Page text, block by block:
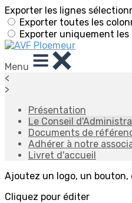
Exporter les lignes
Exporter toutes les
Exporter uniquement
Menu
<
>
Présentation
Le Conseil
Documents de
Adhérer à notre
Livret d'accueil
Ajoutez un logo, un bouton,
Cliquez pour éditer